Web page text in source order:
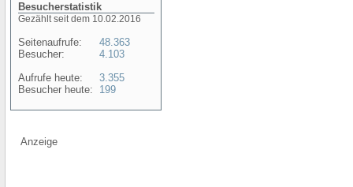
Besucherstatistik
Gezählt seit dem 10.02.2016
Seitenaufrufe:
Besucher:
Aufrufe heute:
Besucher heute:
48.363
4.103
3.355
199
Anzeige